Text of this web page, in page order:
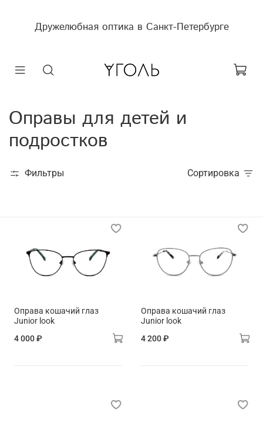
Дружелюбная оптика в Санкт-Петербурге
Оправы для детей и
подростков
Фильтры Сортировка
Оправа кошачий глаз
Junior look
4 000 ₽
Оправа кошачий глаз
Junior look
4 200 ₽